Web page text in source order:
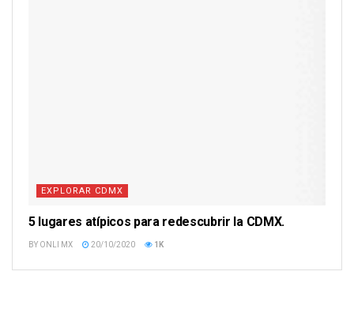
EXPLORAR CDMX
5 lugares atípicos para redescubrir la CDMX.
BY ONLI MX 20/10/2020 1K